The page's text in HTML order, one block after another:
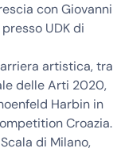
con Giovanni
UDK di
artistica, tra
delle Arti 2020,
Harbin in
Croazia.
di Milano,